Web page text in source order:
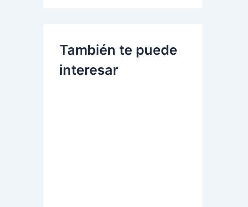
También te puede
interesar